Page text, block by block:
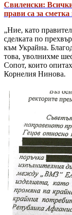
Свиленски:
прави са за
„Ние, като
сделката по
към Украйна.
това, уволнихме
Сопот, които
Корнелия Нинова.